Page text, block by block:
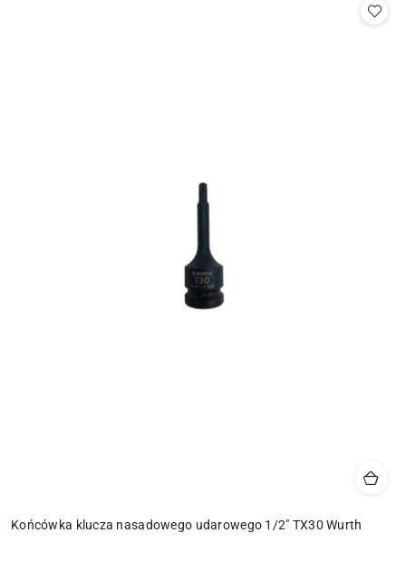
Końcówka klucza nasadowego udarowego 1/2" TX30 Wurth